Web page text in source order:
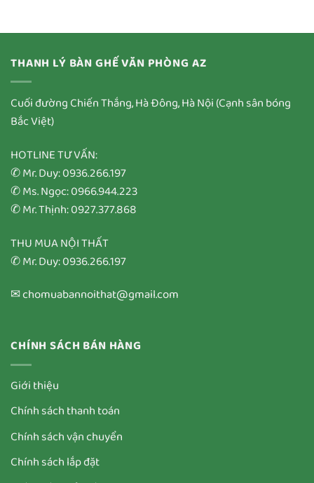
THANH LÝ BÀN GHẾ VĂN PHÒNG AZ
Cuối đường Chiến Thắng, Hà Đông, Hà Nội (Cạnh sân bóng
Bắc Việt)
HOTLINE TƯ VẤN:
✆ Mr. Duy: 0936.266.197
✆ Ms. Ngọc: 0966.944.223
✆ Mr. Thịnh: 0927.377.868
THU MUA NỘI THẤT
✆ Mr. Duy: 0936.266.197
✉ chomuabannoithat@gmail.com
CHÍNH SÁCH BÁN HÀNG
Giới thiệu
Chính sách thanh toán
Chính sách vận chuyển
Chính sách lắp đặt